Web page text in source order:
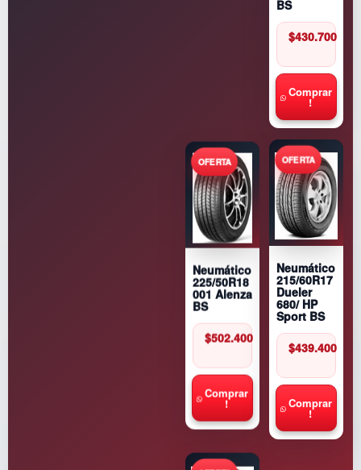
BS
$430.700
Comprar
!
Neumático
225/50R18
001 Alenza
BS
$502.400
Comprar
!
Neumático
215/60R17
Dueler
680/ HP
Sport BS
$439.400
Comprar
!